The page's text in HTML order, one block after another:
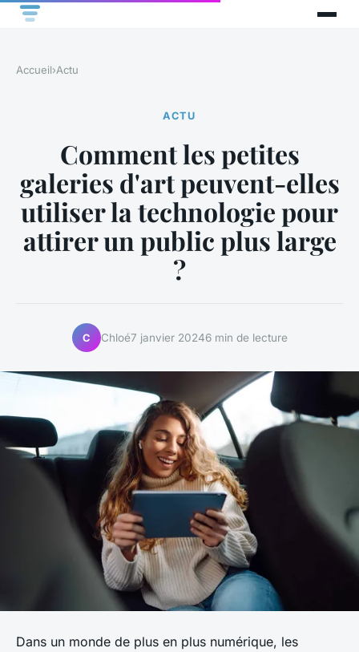
Accueil›Actu
ACTU
Comment les petites
galeries d'art peuvent-elles
utiliser la technologie pour
attirer un public plus large
?
C Chloé7 janvier 20246 min de lecture
Dans un monde de plus en plus numérique, les